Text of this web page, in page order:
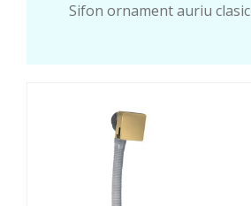
Sifon ornament auriu clasic